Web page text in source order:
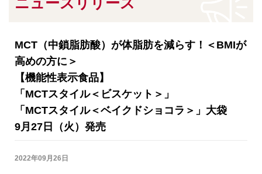
MCT（中鎖脂肪酸）が体脂肪を減らす！＜BMIが
高めの方に＞
【機能性表示食品】
「MCTスタイル＜ビスケット＞」
「MCTスタイル＜ベイクドショコラ＞」大袋
9月27日（火）発売
2022年09月26日